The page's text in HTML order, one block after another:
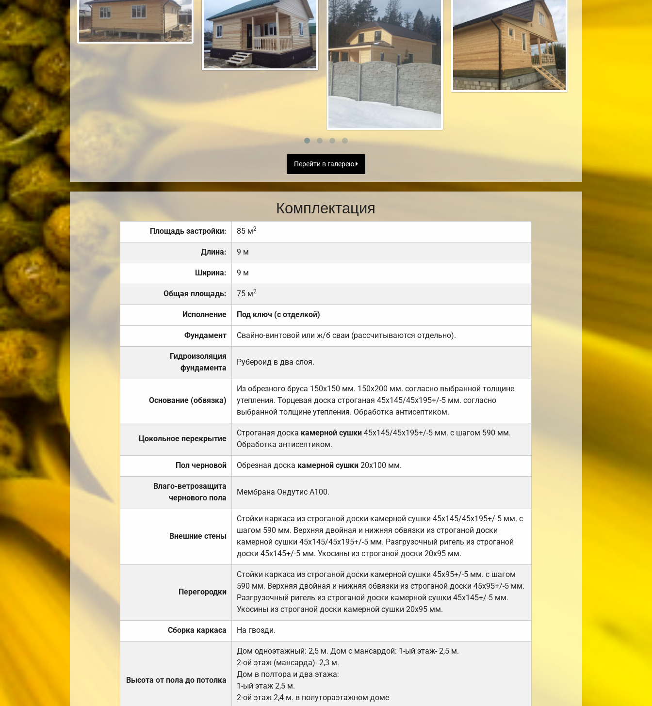
Перейти в галерею
Комплектация
Площадь застройки: 85 м2
Длина: 9 м
Ширина: 9 м
Общая площадь: 75 м2
Исполнение Под ключ (с отделкой)
Фундамент Свайно-винтовой или ж/б сваи (рассчитываются отдельно).
Гидроизоляция
фундамента
Рубероид в два слоя.
Основание (обвязка)
Из обрезного бруса 150х150 мм. 150х200 мм. согласно выбранной толщине
утепления. Торцевая доска строганая 45х145/45х195+/-5 мм. согласно
выбранной толщине утепления. Обработка антисептиком.
Цокольное перекрытие
Строганая доска камерной сушки 45х145/45х195+/-5 мм. с шагом 590 мм.
Обработка антисептиком.
Пол черновой Обрезная доска камерной сушки20х100 мм.
Влаго-ветрозащита
чернового пола
Мембрана Ондутис А100.
Внешние стены
Стойки каркаса из строганой доски камерной сушки 45х145/45х195+/-5 мм. с
шагом 590 мм. Верхняя двойная и нижняя обвязки из строганой доски
камерной сушки 45х145/45х195+/-5 мм. Разгрузочный ригель из строганой
доски 45х145+/-5 мм. Укосины из строганой доски 20х95 мм.
Перегородки
Стойки каркаса из строганой доски камерной сушки 45х95+/-5 мм. с шагом
590 мм. Верхняя двойная и нижняя обвязки из строганой доски 45х95+/-5 мм.
Разгрузочный ригель из строганой доски камерной сушки 45х145+/-5 мм.
Укосины из строганой доски камерной сушки 20х95 мм.
Сборка каркаса На гвозди.
Высота от пола до потолка
Дом одноэтажный: 2,5 м. Дом с мансардой: 1-ый этаж- 2,5 м.
2-ой этаж (мансарда)- 2,3 м.
Дом в полтора и два этажа:
1-ый этаж 2,5 м.
2-ой этаж 2,4 м. в полутораэтажном доме